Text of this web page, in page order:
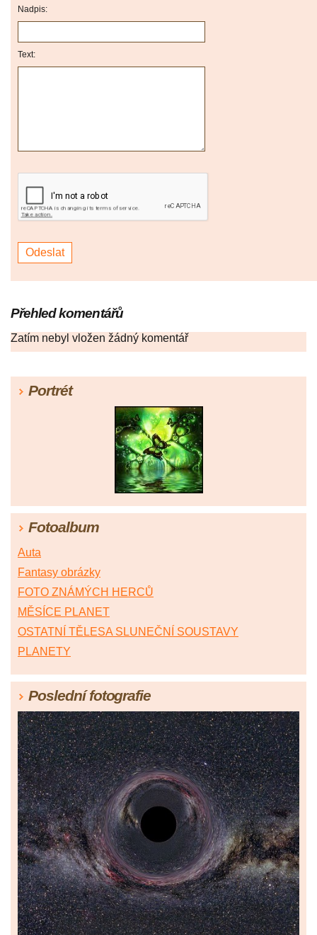
Nadpis:
Text:
Přehled komentářů
Zatím nebyl vložen žádný komentář
Portrét
Fotoalbum
Auta
Fantasy obrázky
FOTO ZNÁMÝCH HERCŮ
MĚSÍCE PLANET
OSTATNÍ TĚLESA SLUNEČNÍ SOUSTAVY
PLANETY
Poslední fotografie